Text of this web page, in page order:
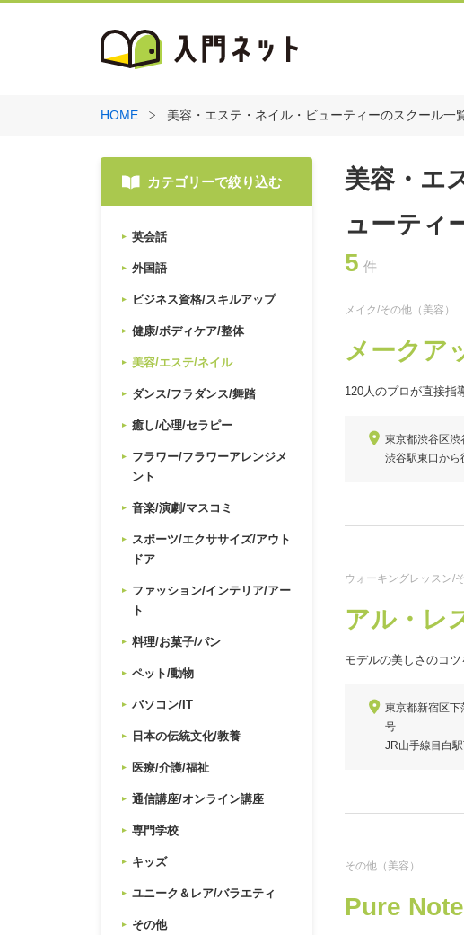
HOME 美容・エステ・ネイル・ビューティーのスクール一
カテゴリーで絞り込む
英会話
外国語
ビジネス資格/スキルアップ
健康/ボディケア/整体
美容/エステ/ネイル
ダンス/フラダンス/舞踏
癒し/心理/セラピー
フラワー/フラワーアレンジメ
ント
音楽/演劇/マスコミ
スポーツ/エクササイズ/アウト
ドア
ファッション/インテリア/アー
ト
料理/お菓子/パン
ペット/動物
パソコン/IT
日本の伝統文化/教養
医療/介護/福祉
通信講座/オンライン講座
専門学校
キッズ
ユニーク＆レア/バラエティ
その他
美容・エ
ューティ
5 件
メイク/その他（美容）
メークア
120人のプロが直接指
東京都渋谷区
渋谷駅東口から
ウォーキングレッスン/
アル・レ
モデルの美しさのコ
東京都新宿区
号
JR山手線目白
その他（美容）
Pure